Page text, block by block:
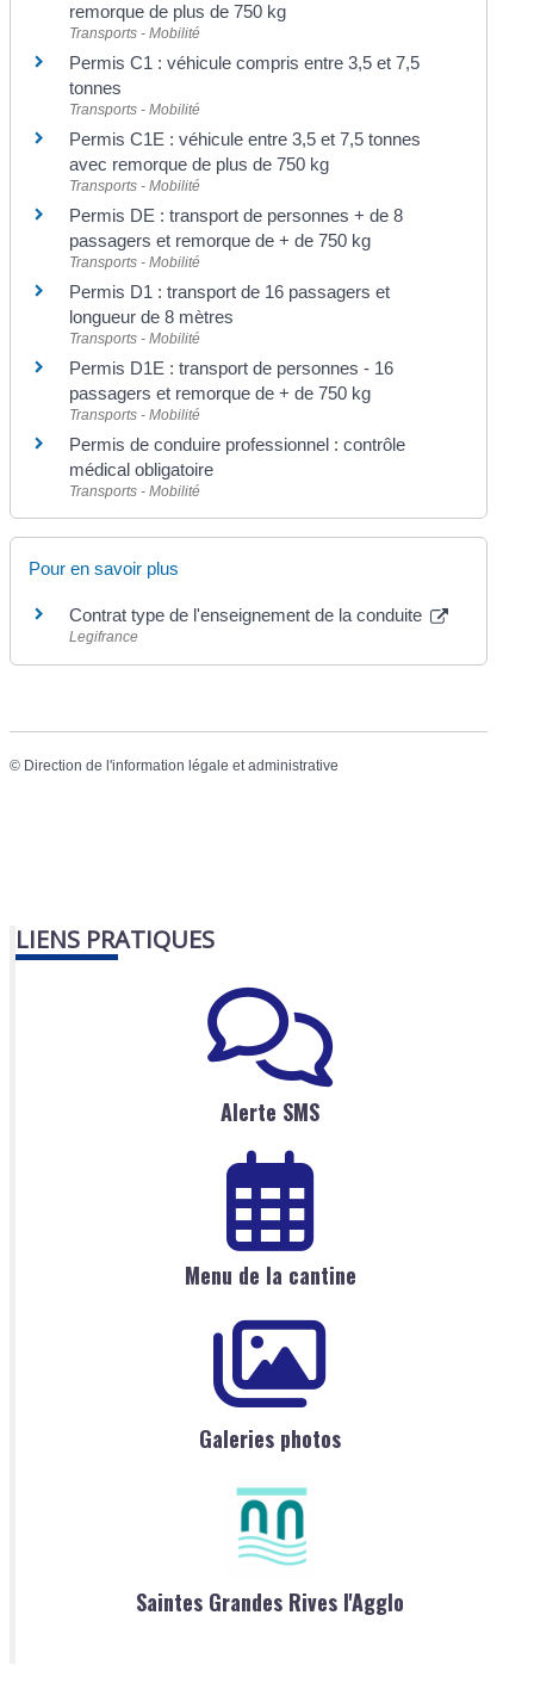
remorque de plus de 750 kg
Transports - Mobilité
Permis C1 : véhicule compris entre 3,5 et 7,5
tonnes
Transports - Mobilité
Permis C1E : véhicule entre 3,5 et 7,5 tonnes
avec remorque de plus de 750 kg
Transports - Mobilité
Permis DE : transport de personnes + de 8
passagers et remorque de + de 750 kg
Transports - Mobilité
Permis D1 : transport de 16 passagers et
longueur de 8 mètres
Transports - Mobilité
Permis D1E : transport de personnes - 16
passagers et remorque de + de 750 kg
Transports - Mobilité
Permis de conduire professionnel : contrôle
médical obligatoire
Transports - Mobilité
Pour en savoir plus
Contrat type de l'enseignement de la conduite
Legifrance
© Direction de l'information légale et administrative
LIENS PRATIQUES
Alerte SMS
Menu de la cantine
Galeries photos
Saintes Grandes Rives l'Agglo